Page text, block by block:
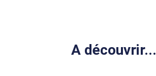
A découvrir...